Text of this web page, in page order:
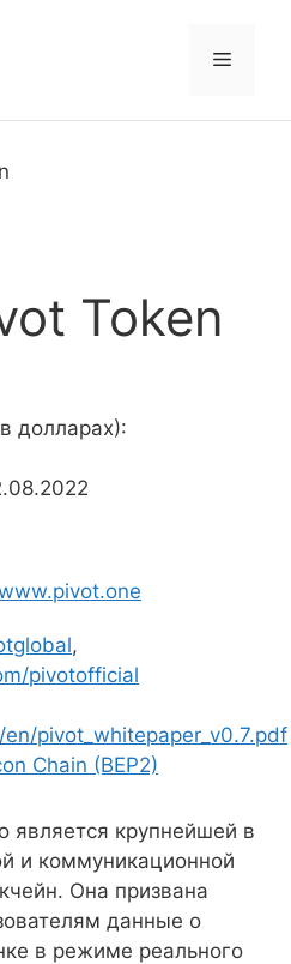
Меню
Token
долларах):
,
pivotofficial
pivot_whitepaper_v0.7.pdf
Chain (BEP2)
является крупнейшей в
и коммуникационной
Она призвана
данные о
в режиме реального